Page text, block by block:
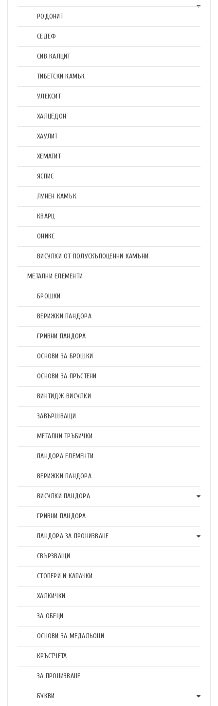
РОДОНИТ
СЕДЕФ
СИВ КАЛЦИТ
ТИБЕТСКИ КАМЪК
УЛЕКСИТ
ХАЛЦЕДОН
ХАУЛИТ
ХЕМАТИТ
ЯСПИС
ЛУНЕН КАМЪК
КВАРЦ
ОНИКС
ВИСУЛКИ ОТ ПОЛУСКЪПОЦЕННИ КАМЪНИ
МЕТАЛНИ ЕЛЕМЕНТИ
БРОШКИ
ВЕРИЖКИ ПАНДОРА
ГРИВНИ ПАНДОРА
ОСНОВИ ЗА БРОШКИ
ОСНОВИ ЗА ПРЪСТЕНИ
ВИНТИДЖ ВИСУЛКИ
ЗАВЪРШВАЩИ
МЕТАЛНИ ТРЪБИЧКИ
ПАНДОРА ЕЛЕМЕНТИ
ВЕРИЖКИ ПАНДОРА
ВИСУЛКИ ПАНДОРА
ГРИВНИ ПАНДОРА
ПАНДОРА ЗА ПРОНИЗВАНЕ
СВЪРЗВАЩИ
СТОПЕРИ И КАПАЧКИ
ХАЛКИЧКИ
ЗА ОБЕЦИ
ОСНОВИ ЗА МЕДАЛЬОНИ
КРЪСТЧЕТА
ЗА ПРОНИЗВАНЕ
БУКВИ